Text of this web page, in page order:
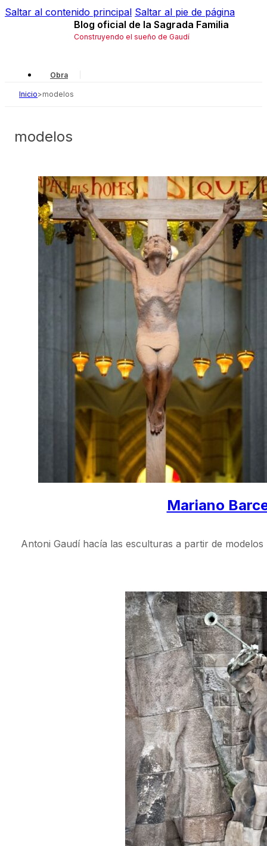
Saltar al contenido principal Saltar al pie de página
Blog oficial de la Sagrada Familia
Construyendo el sueño de Gaudí
Obra
Gaudí
Historia
Inicio>modelos
modelos
Mariano
Antoni Gaudí hacía las esculturas a partir de